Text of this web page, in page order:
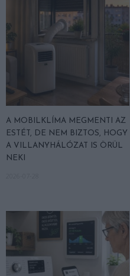
A MOBILKLÍMA MEGMENTI AZ
ESTÉT, DE NEM BIZTOS, HOGY
A VILLANYHÁLÓZAT IS ÖRÜL
NEKI